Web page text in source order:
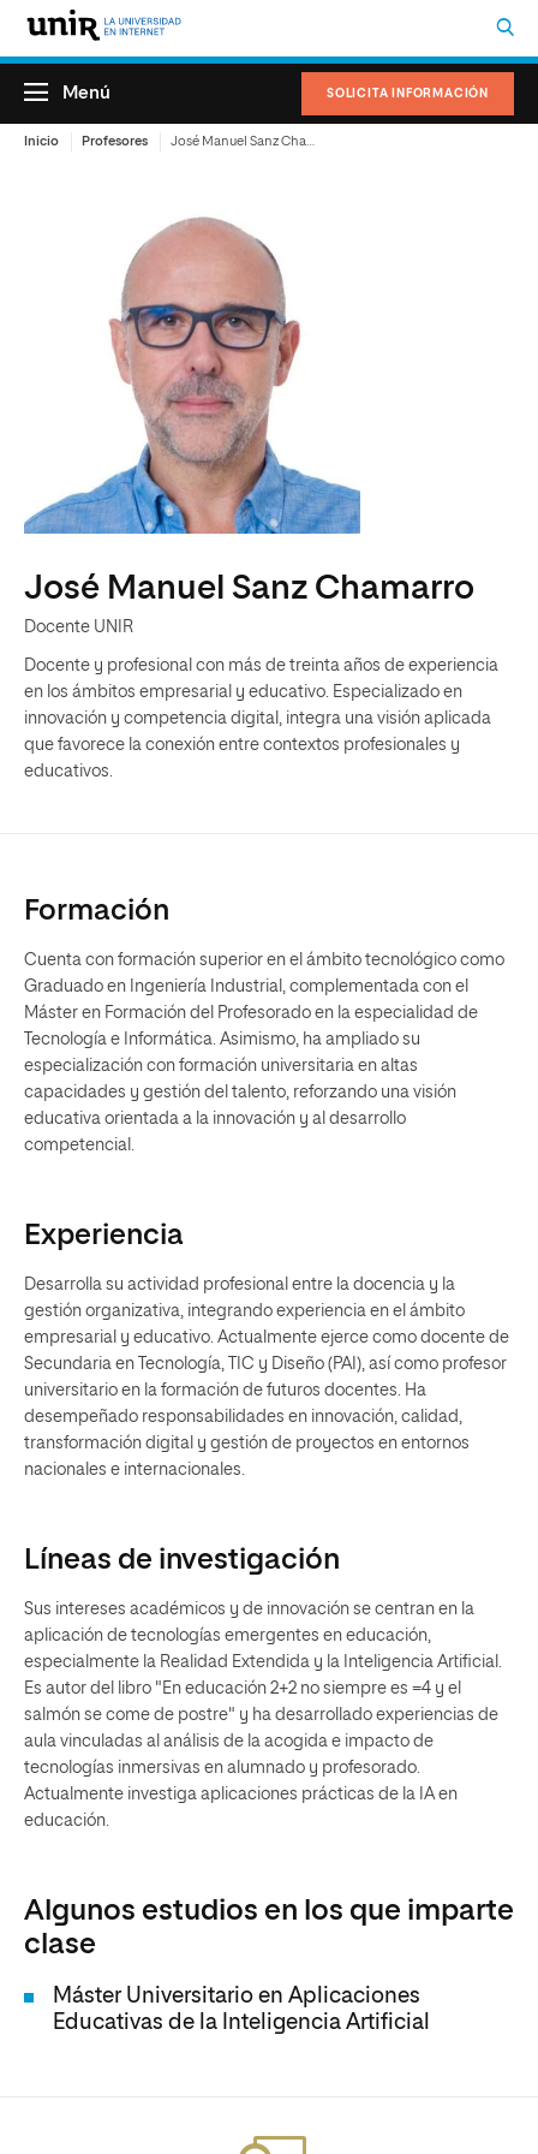
SOLICITA INFORMACIÓN
Menú
Inicio Profesores
José Manuel Sanz Chamarro
Docente UNIR
Docente y profesional con más de treinta años de experiencia
en los ámbitos empresarial y educativo. Especializado en
innovación y competencia digital, integra una visión aplicada
que favorece la conexión entre contextos profesionales y
educativos.
Formación
Cuenta con formación superior en el ámbito tecnológico como
Graduado en Ingeniería Industrial, complementada con el
Máster en Formación del Profesorado en la especialidad de
Tecnología e Informática. Asimismo, ha ampliado su
especialización con formación universitaria en altas
capacidades y gestión del talento, reforzando una visión
educativa orientada a la innovación y al desarrollo
competencial.
Experiencia
Desarrolla su actividad profesional entre la docencia y la
gestión organizativa, integrando experiencia en el ámbito
empresarial y educativo. Actualmente ejerce como docente de
Secundaria en Tecnología, TIC y Diseño (PAI), así como profesor
universitario en la formación de futuros docentes. Ha
desempeñado responsabilidades en innovación, calidad,
transformación digital y gestión de proyectos en entornos
nacionales e internacionales.
Líneas de investigación
Sus intereses académicos y de innovación se centran en la
aplicación de tecnologías emergentes en educación,
especialmente la Realidad Extendida y la Inteligencia Artificial.
Es autor del libro "En educación 2+2 no siempre es =4 y el
salmón se come de postre" y ha desarrollado experiencias de
aula vinculadas al análisis de la acogida e impacto de
tecnologías inmersivas en alumnado y profesorado.
Actualmente investiga aplicaciones prácticas de la IA en
educación.
Algunos estudios en los que imparte
clase
Máster Universitario en Aplicaciones
Educativas de la Inteligencia Artificial